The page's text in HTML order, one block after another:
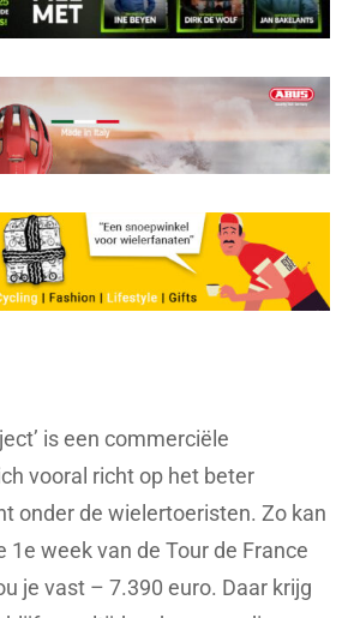
is een commerciële
vooral richt op het beter
onder de wielertoeristen. Zo kan
1e week van de Tour de France
je vast – 7.390 euro. Daar krijg